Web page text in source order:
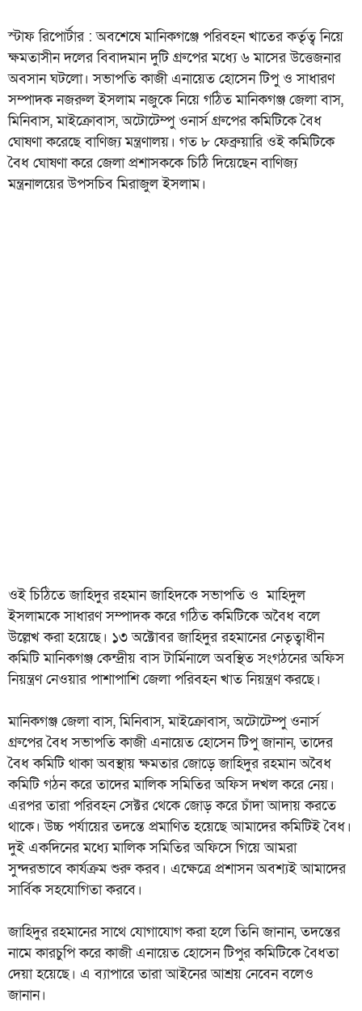
স্টাফ রিপোর্টার : অবশেষে মানিকগঞ্জে পরিবহন খাতের কর্তৃত্ব নিয়ে
ক্ষমতাসীন দলের বিবাদমান দুটি গ্রুপের মধ্যে ৬ মাসের উত্তেজনার
অবসান ঘটলো। সভাপতি কাজী এনায়েত হোসেন টিপু ও সাধারণ
সম্পাদক নজরুল ইসলাম নজুকে নিয়ে গঠিত মানিকগঞ্জ জেলা বাস,
মিনিবাস, মাইক্রোবাস, অটোটেম্পু ওনার্স গ্রুপের কমিটিকে বৈধ
ঘোষণা করেছে বাণিজ্য মন্ত্রণালয়। গত ৮ ফেব্রুয়ারি ওই কমিটিকে
বৈধ ঘোষণা করে জেলা প্রশাসককে চিঠি দিয়েছেন বাণিজ্য
মন্ত্রনালয়ের উপসচিব মিরাজুল ইসলাম।
ওই চিঠিতে জাহিদুর রহমান জাহিদকে সভাপতি ও মাহিদুল
ইসলামকে সাধারণ সম্পাদক করে গঠিত কমিটিকে অবৈধ বলে
উল্লেখ করা হয়েছে। ১৩ অক্টোবর জাহিদুর রহমানের নেতৃত্বাধীন
কমিটি মানিকগঞ্জ কেন্দ্রীয় বাস টার্মিনালে অবস্থিত সংগঠনের অফিস
নিয়ন্ত্রণ নেওয়ার পাশাপাশি জেলা পরিবহন খাত নিয়ন্ত্রণ করছে।
মানিকগঞ্জ জেলা বাস, মিনিবাস, মাইক্রোবাস, অটোটেম্পু ওনার্স
গ্রুপের বৈধ সভাপতি কাজী এনায়েত হোসেন টিপু জানান, তাদের
বৈধ কমিটি থাকা অবস্থায় ক্ষমতার জোড়ে জাহিদুর রহমান অবৈধ
কমিটি গঠন করে তাদের মালিক সমিতির অফিস দখল করে নেয়।
এরপর তারা পরিবহন সেক্টর থেকে জোড় করে চাঁদা আদায় করতে
থাকে। উচ্চ পর্যায়ের তদন্তে প্রমাণিত হয়েছে আমাদের কমিটিই বৈধ।
দুই একদিনের মধ্যে মালিক সমিতির অফিসে গিয়ে আমরা
সুন্দরভাবে কার্যক্রম শুরু করব। এক্ষেত্রে প্রশাসন অবশ্যই আমাদের
সার্বিক সহযোগিতা করবে।
জাহিদুর রহমানের সাথে যোগাযোগ করা হলে তিনি জানান, তদন্তের
নামে কারচুপি করে কাজী এনায়েত হোসেন টিপুর কমিটিকে বৈধতা
দেয়া হয়েছে। এ ব্যাপারে তারা আইনের আশ্রয় নেবেন বলেও
জানান।